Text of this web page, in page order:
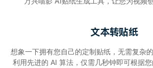
文本转贴纸
想象一下拥有您自己的定制贴纸，无需复杂
利用先进的 AI 算法，仅需几秒钟即可根据